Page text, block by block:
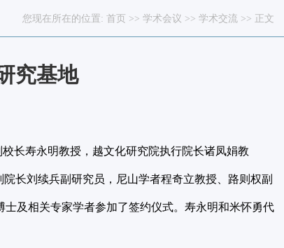
您现在所在的位置: 首页 >> 学术会议 >> 学术交流 >> 正文
究基地
长寿永明教授，越文化研究院执行院长诸凤娟教
长刘续兵副研究员，尼山学者程奇立教授、路则权副
及相关专家学者参加了签约仪式。寿永明和米怀勇代